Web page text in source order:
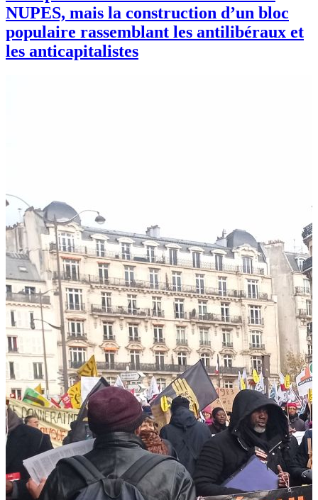
NUPES, mais la construction d’un bloc
populaire rassemblant les antilibéraux et
les anticapitalistes